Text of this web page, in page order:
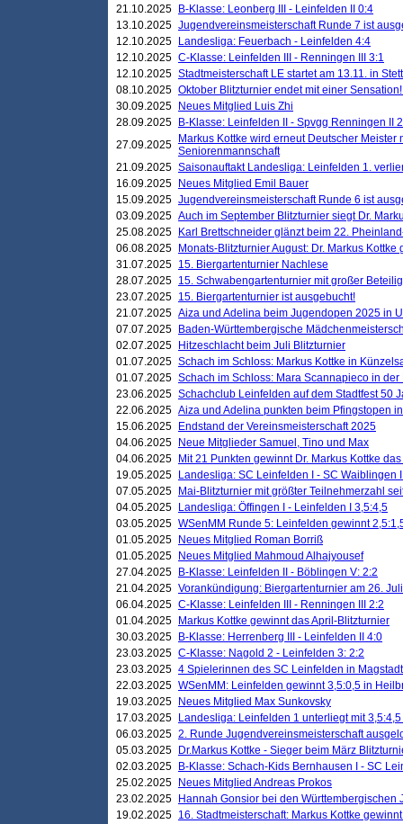
21.10.2025
B-Klasse: Leonberg III - Leinfelden II 0:4
13.10.2025 Jugendvereinsmeisterschaft Runde 7 ist
12.10.2025
Landesliga: Feuerbach - Leinfelden 4:4
12.10.2025 C-Klasse: Leinfelden III - Renningen III 3:1
12.10.2025 Stadtmeisterschaft LE startet am 13.11. in
08.10.2025 Oktober Blitzturnier endet mit einer
30.09.2025
Neues Mitglied Luis Zhi
28.09.2025
B-Klasse: Leinfelden II - Spvgg Renningen II
27.09.2025
Markus Kottke wird erneut Deutscher Meister
Seniorenmannschaft
21.09.2025 Saisonauftakt Landesliga: Leinfelden 1.
16.09.2025
Neues Mitglied Emil Bauer
15.09.2025 Jugendvereinsmeisterschaft Runde 6 ist
03.09.2025 Auch im September Blitzturnier siegt Dr.
25.08.2025
Karl Brettschneider glänzt beim 22.
06.08.2025
Monats-Blitzturnier August: Dr. Markus Kottke
31.07.2025 15. Biergartenturnier Nachlese
28.07.2025 15. Schwabengartenturnier mit großer
23.07.2025 15. Biergartenturnier ist ausgebucht!
21.07.2025 Aiza und Adelina beim Jugendopen 2025 in
07.07.2025
Baden-Württembergische
02.07.2025
Hitzeschlacht beim Juli Blitzturnier
01.07.2025 Schach im Schloss: Markus Kottke in
01.07.2025 Schach im Schloss: Mara Scannapieco in der
23.06.2025 Schachclub Leinfelden auf dem Stadtfest 50
22.06.2025 Aiza und Adelina punkten beim Pfingstopen
15.06.2025
Endstand der Vereinsmeisterschaft 2025
04.06.2025
Neue Mitglieder Samuel, Tino und Max
04.06.2025
Mit 21 Punkten gewinnt Dr. Markus Kottke
19.05.2025
Landesliga: SC Leinfelden I - SC Waiblingen
07.05.2025
Mai-Blitzturnier mit größter Teilnehmerzahl
04.05.2025
Landesliga: Öffingen I - Leinfelden I 3,5:4,5
03.05.2025 WSenMM Runde 5: Leinfelden gewinnt
01.05.2025
Neues Mitglied Roman Borriß
01.05.2025
Neues Mitglied Mahmoud Alhajyousef
27.04.2025
B-Klasse: Leinfelden II - Böblingen V: 2:2
21.04.2025 Vorankündigung: Biergartenturnier am 26. Juli
06.04.2025 C-Klasse: Leinfelden III - Renningen III 2:2
01.04.2025
Markus Kottke gewinnt das April-Blitzturnier
30.03.2025
B-Klasse: Herrenberg III - Leinfelden II 4:0
23.03.2025 C-Klasse: Nagold 2 - Leinfelden 3: 2:2
23.03.2025 4 Spielerinnen des SC Leinfelden in Magstadt
22.03.2025 WSenMM: Leinfelden gewinnt 3,5:0,5 in
19.03.2025
Neues Mitglied Max Sunkovsky
17.03.2025
Landesliga: Leinfelden 1 unterliegt mit
06.03.2025 2. Runde Jugendvereinsmeisterschaft
05.03.2025
Dr.Markus Kottke - Sieger beim März
02.03.2025
B-Klasse: Schach-Kids Bernhausen I - SC
25.02.2025
Neues Mitglied Andreas Prokos
23.02.2025
Hannah Gonsior bei den Württembergischen
19.02.2025 16. Stadtmeisterschaft: Markus Kottke